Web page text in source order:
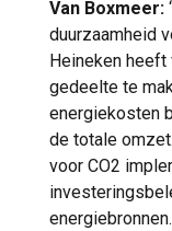
Van Boxmeer:
duurzaamheid
Heineken
gedeelte te
energiekosten
de totale
voor CO2